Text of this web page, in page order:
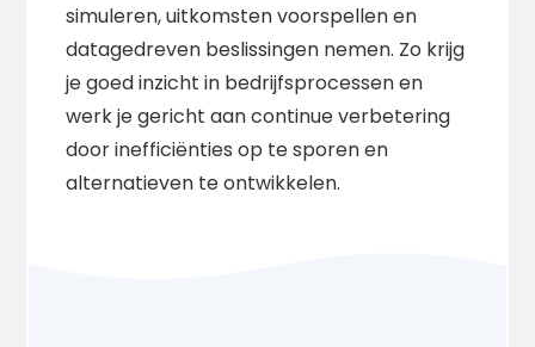
simuleren, uitkomsten voorspellen en
datagedreven beslissingen nemen. Zo krijg
je goed inzicht in bedrijfsprocessen en
werk je gericht aan continue verbetering
door inefficiënties op te sporen en
alternatieven te ontwikkelen.